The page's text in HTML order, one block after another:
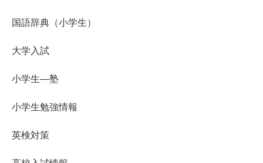
国語辞典（小学生）
大学入試
小学生―塾
小学生勉強情報
英検対策